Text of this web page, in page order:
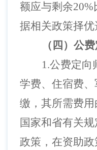
额应与剩余20%
据相关政策择优
（四）公
1.公费定向
学费、住宿费
缴，其所需费
国家和省有关
政策，在资助